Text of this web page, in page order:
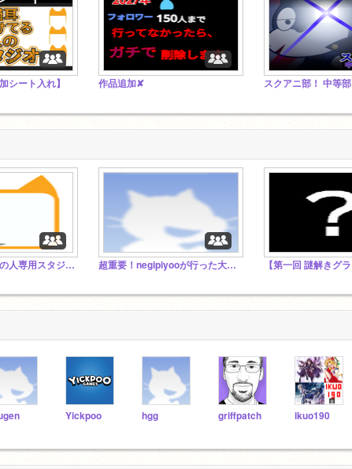
シート入れ】 作品追加✘ スクアニ部！ 中等部
猫耳のアイコンの人専用スタジオ！！！ 超重要！negipiyooが行った大会についてここに招待された人は参加した人なのでコメントをお願いします
Yickpoo hgg griffpatch ikuo190